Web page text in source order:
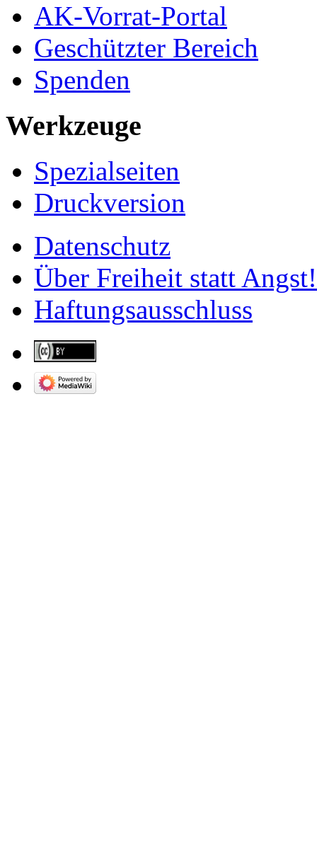
AK-Vorrat-Portal
Geschützter Bereich
Spenden
Werkzeuge
Spezialseiten
Druckversion
Datenschutz
Über Freiheit statt Angst!
Haftungsausschluss